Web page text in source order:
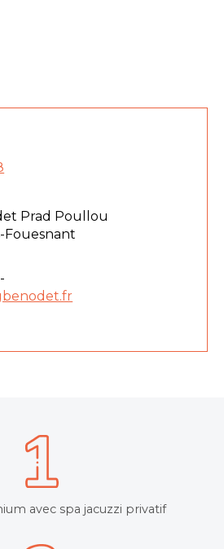
avec spa jacuzzi privatif
Prad Poullou
Fouesnant